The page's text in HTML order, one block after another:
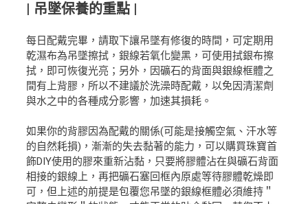
| 吊墜保養的重點 |
每日配戴完畢，請取下讓吊墜有修復的時間，可定期用
乾濕布為吊墜擦拭，銀線若氧化變黑，可使用拭銀布擦
拭，即可恢復光亮；另外，因礦石的背面與銀線框體之
間有上背膠，所以不建議於洗澡時配戴，以免因清潔劑
與水之中的各種成分影響，加速其損耗。
如果你的背膠因為配戴的關係(可能是接觸空氣、汗水等
的自然耗損)，漸漸的失去黏著的能力，可以購買珠寶首
飾DIY使用的膠來重新沾黏，只要將膠體沾在與礦石背面
相接的銀線上，再把礦石塞回框內原處等待膠體乾燥即
可，但上述的前提是包覆您吊墜的銀線框體必須維持＂